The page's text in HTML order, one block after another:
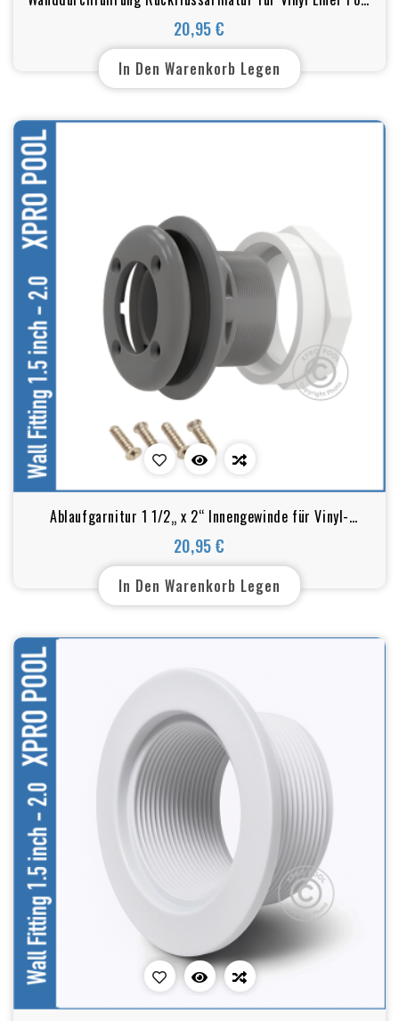
Grau
20,95 €
Preis
In Den Warenkorb Legen
Ablaufgarnitur 1 1/2„ x 2“ Innengewinde für Vinyl-
Schwimmbecken, grau
20,95 €
Preis
In Den Warenkorb Legen